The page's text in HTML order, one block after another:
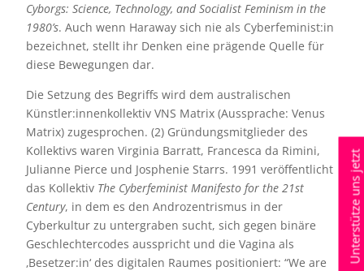
Cyborgs: Science, Technology, and Socialist Feminism in the
1980’s. Auch wenn Haraway sich nie als Cyberfeminist:in
bezeichnet, stellt ihr Denken eine prägende Quelle für
diese Bewegungen dar.
Die Setzung des Begriffs wird dem australischen
Künstler:innenkollektiv VNS Matrix (Aussprache: Venus
Matrix) zugesprochen. (2) Gründungsmitglieder des
Kollektivs waren Virginia Barratt, Francesca da Rimini,
Julianne Pierce und Josphenie Starrs. 1991 veröffentlicht
das Kollektiv The Cyberfeminist Manifesto for the 21st
Century, in dem es den Androzentrismus in der
Cyberkultur zu untergraben sucht, sich gegen binäre
Geschlechtercodes ausspricht und die Vagina als
‚Besetzer:in‘ des digitalen Raumes positioniert: “We are
Unterstütze uns jetzt